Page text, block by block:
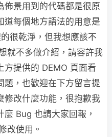
佈景用到的代碼都是很原
道每個地方語法的用意是
很乾淨，但我想應該不
就不多做介紹，請容許我
方提供的 DEMO 頁面看
題，也歡迎在下方留言提
修改什麼功能，很抱歉我
Bug 也請大家回報，
改使用。